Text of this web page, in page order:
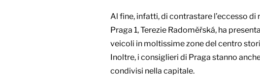
Al fine, infatti, di contrastare l’eccesso
Praga 1, Terezie Radoměřská, ha
veicoli in moltissime zone del centro
Inoltre, i consiglieri di Praga stanno
condivisi nella capitale.